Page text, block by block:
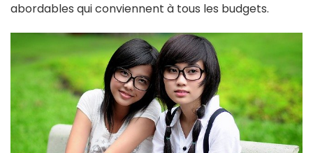
abordables qui conviennent à tous les budgets.